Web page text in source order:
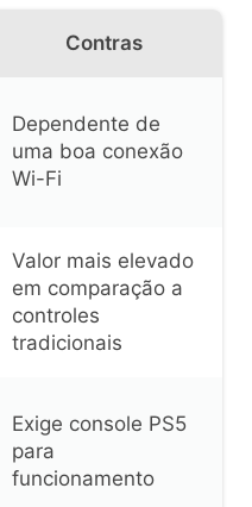
Contras
Dependente de
uma boa conexão
Wi-Fi
Valor mais elevado
em comparação a
controles
tradicionais
Exige console PS5
para
funcionamento